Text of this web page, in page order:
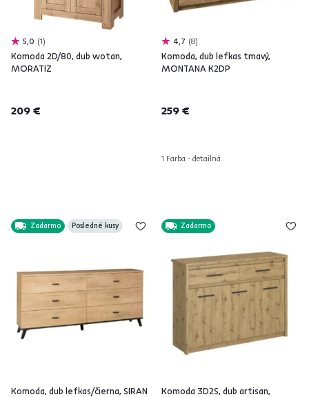
5,0 1
Komoda 2D/80, dub wotan,
MORATIZ
209 €
4,7 8
Komoda, dub lefkas tmavý,
MONTANA K2DP
259 €
1 Farba - detailná
Zadarmo Posledné kusy
Komoda, dub lefkas/čierna, SIRAN
Zadarmo
Komoda 3D2S, dub artisan,